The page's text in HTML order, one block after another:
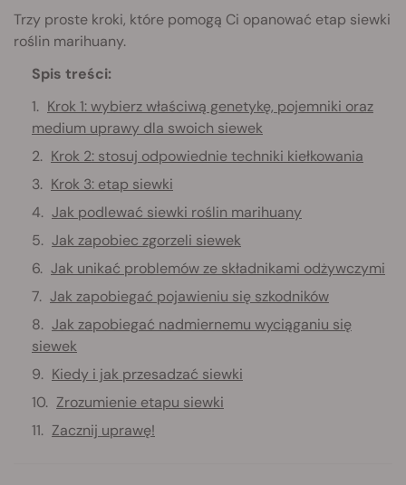
Trzy proste kroki, które pomogą Ci opanować etap siewki
roślin marihuany.
Spis treści:
Krok 1: wybierz właściwą genetykę, pojemniki oraz
medium uprawy dla swoich siewek
Krok 2: stosuj odpowiednie techniki kiełkowania
Krok 3: etap siewki
Jak podlewać siewki roślin marihuany
Jak zapobiec zgorzeli siewek
Jak unikać problemów ze składnikami odżywczymi
Jak zapobiegać pojawieniu się szkodników
Jak zapobiegać nadmiernemu wyciąganiu się
siewek
Kiedy i jak przesadzać siewki
Zrozumienie etapu siewki
Zacznij uprawę!